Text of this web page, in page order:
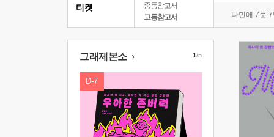
중등참고서
고등참고서
나민애 7문
티켓
그래제본소
D-7
1/5